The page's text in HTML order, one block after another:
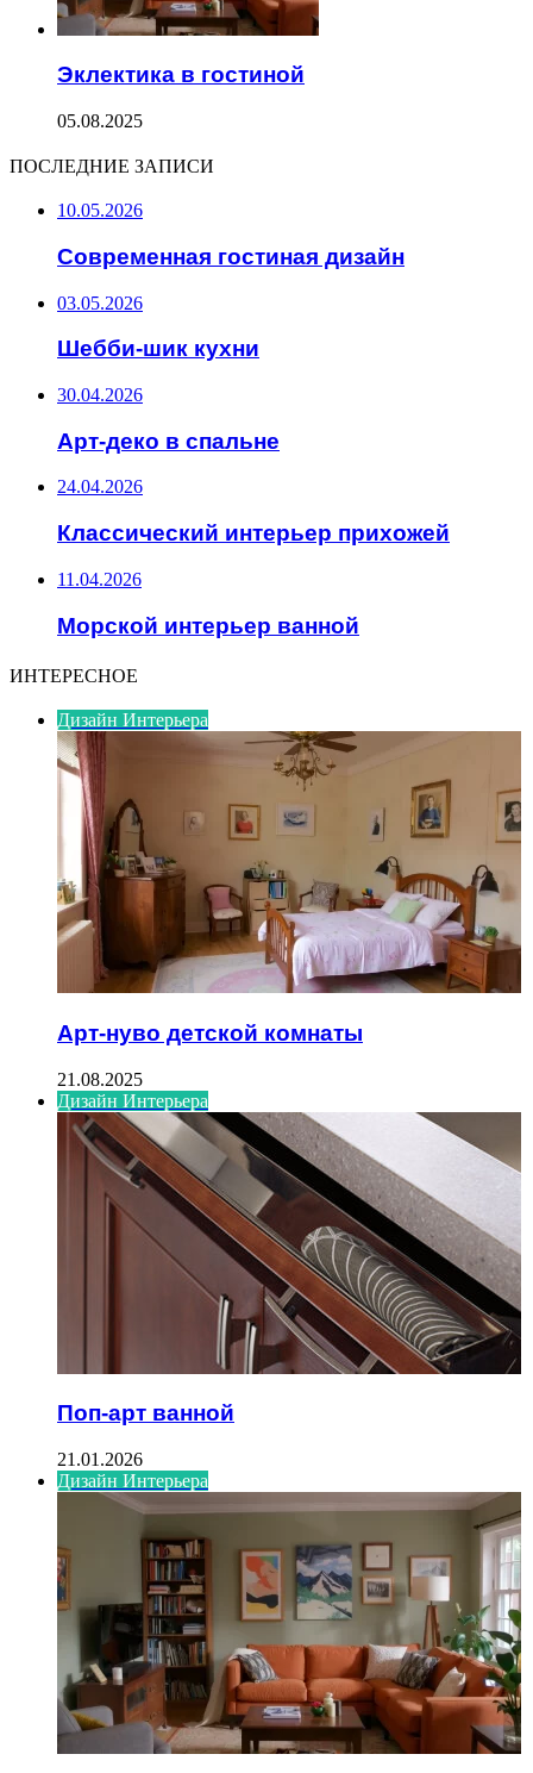
Эклектика в гостиной
05.08.2025
ПОСЛЕДНИЕ ЗАПИСИ
10.05.2026
Современная гостиная дизайн
03.05.2026
Шебби-шик кухни
30.04.2026
Арт-деко в спальне
24.04.2026
Классический интерьер прихожей
11.04.2026
Морской интерьер ванной
ИНТЕРЕСНОЕ
Дизайн Интерьера
Арт-нуво детской комнаты
21.08.2025
Дизайн Интерьера
Поп-арт ванной
21.01.2026
Дизайн Интерьера